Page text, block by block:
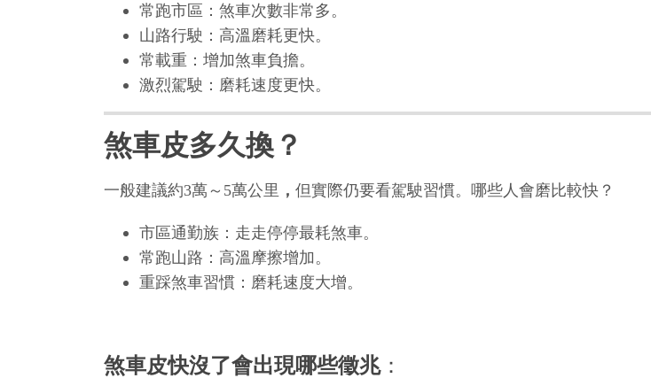
常跑市區：煞車次數非常多。
山路行駛：高溫磨耗更快。
常載重：增加煞車負擔。
激烈駕駛：磨耗速度更快。
煞車皮多久換？
一般建議約3萬～5萬公里 ， 但實際仍要看駕駛習慣。哪些人會磨比較快？
市區通勤族：走走停停最耗煞車。
常跑山路：高溫摩擦增加。
重踩煞車習慣：磨耗速度大增。
煞車皮快沒了會出現哪些徵兆：